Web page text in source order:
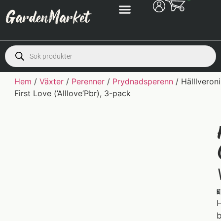
Hem /Växter / Perenner / Prydnadsperenn /
First Love (’Alllove’Pbr), 3-pack